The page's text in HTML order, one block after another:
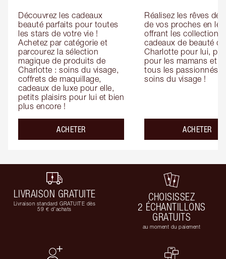
Découvrez les cadeaux
beauté parfaits pour toutes
les stars de votre vie !
Achetez par catégorie et
parcourez la sélection
magique de produits de
Charlotte : soins du visage,
coffrets de maquillage,
cadeaux de luxe pour elle,
petits plaisirs pour lui et bien
plus encore !
ACHETER
Réalisez les rêves de
de vos proches en
offrant les collections
cadeaux de beauté de
Charlotte pour lui,
pour les mamans et
tous les passionnés
soins du visage !
ACHETER
LIVRAISON GRATUITE
Livraison standard GRATUITE dès
59 € d'achats
CHOISISSEZ
2 ÉCHANTILLONS
GRATUITS
au moment du paiement